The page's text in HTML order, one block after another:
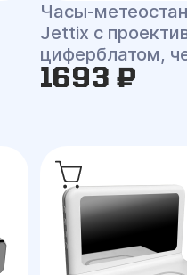
Часы-
Jettix с
циферблатом,
1693 ₽